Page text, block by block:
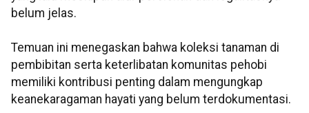
belum jelas.
Temuan ini menegaskan bahwa koleksi tanaman di
pembibitan serta keterlibatan komunitas pehobi
memiliki kontribusi penting dalam mengungkap
keanekaragaman hayati yang belum terdokumentasi.